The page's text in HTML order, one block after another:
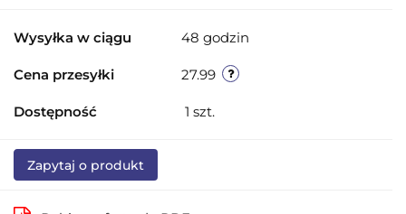
Wysyłka w ciągu 48 godzin
Cena przesyłki 27.99
Dostępność 1 szt.
Zapytaj o produkt